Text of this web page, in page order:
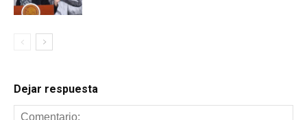
Dejar respuesta